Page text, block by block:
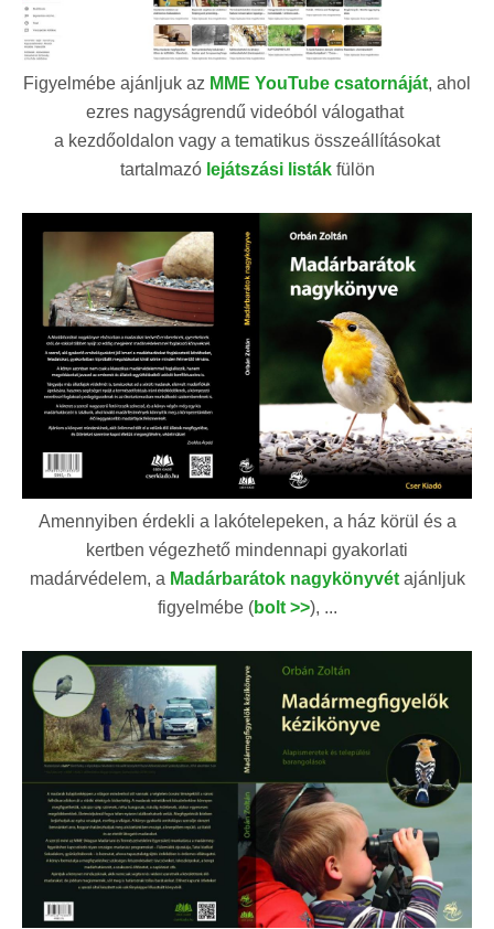
Figyelmébe ajánljuk az MME YouTube csatornáját, ahol
ezres nagyságrendű videóból válogathat
a kezdőoldalon vagy a tematikus összeállításokat
tartalmazó lejátszási listákfülön
Amennyiben érdekli a lakótelepeken, a ház körül és a
kertben végezhető mindennapi gyakorlati
madárvédelem, a Madárbarátok nagykönyvétajánljuk
figyelmébe (bolt >>), ...